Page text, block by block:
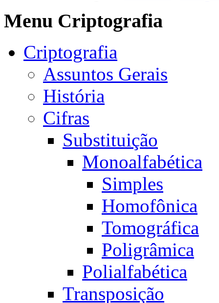
Menu Criptografia
Criptografia
Assuntos Gerais
História
Cifras
Substituição
Monoalfabética
Simples
Homofônica
Tomográfica
Poligrâmica
Polialfabética
Transposição